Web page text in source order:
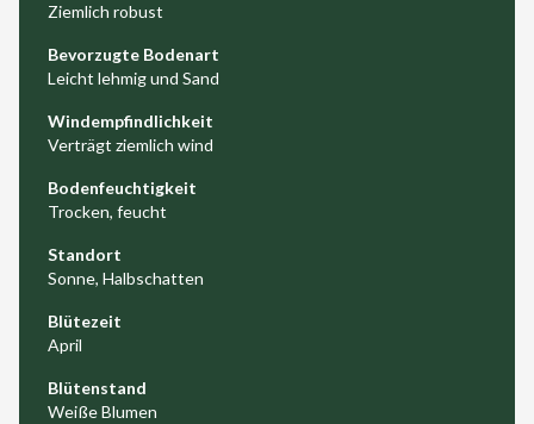
Ziemlich robust
Bevorzugte Bodenart
Leicht lehmig und Sand
Windempfindlichkeit
Verträgt ziemlich wind
Bodenfeuchtigkeit
Trocken, feucht
Standort
Sonne, Halbschatten
Blütezeit
April
Blütenstand
Weiße Blumen